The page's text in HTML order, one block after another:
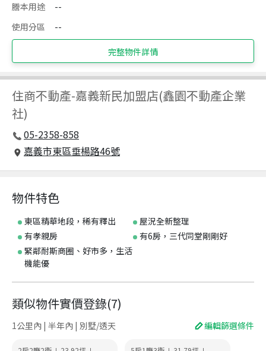
謄本用途
--
使用分區
--
完整物件詳情
住商不動產-嘉義新民加盟店(鑫園不動產企業
社)
05-2358-858
嘉義市東區垂楊路46號
物件特色
東區精華地段，稀有釋出
屋況全新整理
有孝親房
有6房，三代同堂剛剛好
緊鄰耐斯商圈、好市多，生活
機能優
類似物件實價登錄(7)
1公里內 | 半年內 | 別墅/透天 編輯篩選條件